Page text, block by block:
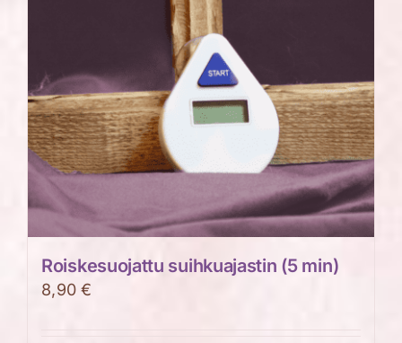
Roiskesuojattu suihkuajastin (5 min)
8,90€